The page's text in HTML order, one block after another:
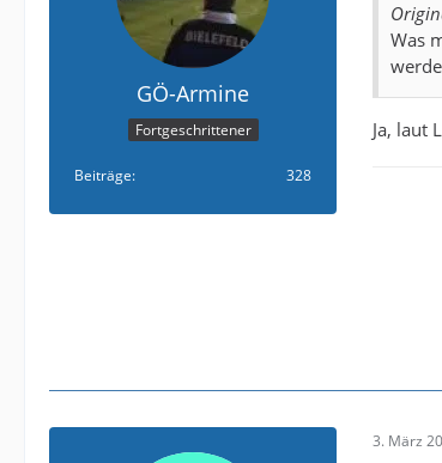
GÖ-Armine
Fortgeschrittener
Beiträge 328
Was
Ja, laut
3. März